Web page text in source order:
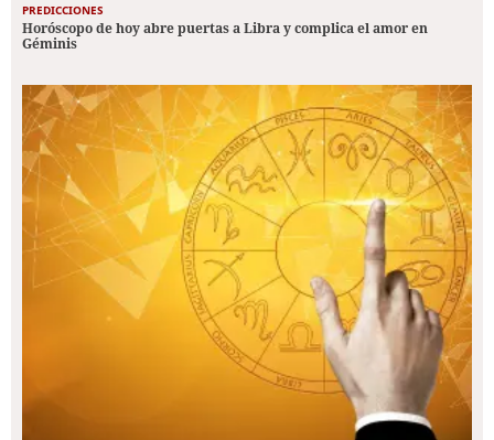
PREDICCIONES
Horóscopo de hoy abre puertas a Libra y complica el amor en
Géminis